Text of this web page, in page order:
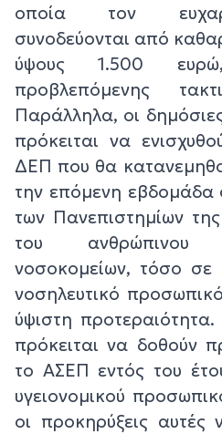
οποία τον
συνοδεύονται από
ύψους 1.500
προβλεπόμενης
Παράλληλα, οι
πρόκειται να
ΔΕΠ που θα
την επόμενη εβδομάδα
των Πανεπιστημίων
του ανθρώπινου
νοσοκομείων, τόσο σε
νοσηλευτικό
ύψιστη
πρόκειται να δοθούν
το ΑΣΕΠ εντός του
υγειονομικού
οι προκηρύξεις